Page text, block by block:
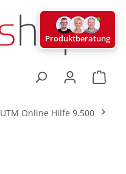
UTM Online Hilfe 9.500
Produktberatung